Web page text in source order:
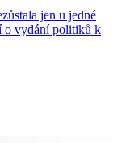
jen u jedné
o vydání politiků k